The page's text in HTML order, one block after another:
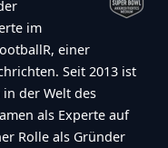
im
einer
Seit 2013 ist
der Welt des
als Experte auf
Rolle als Gründer